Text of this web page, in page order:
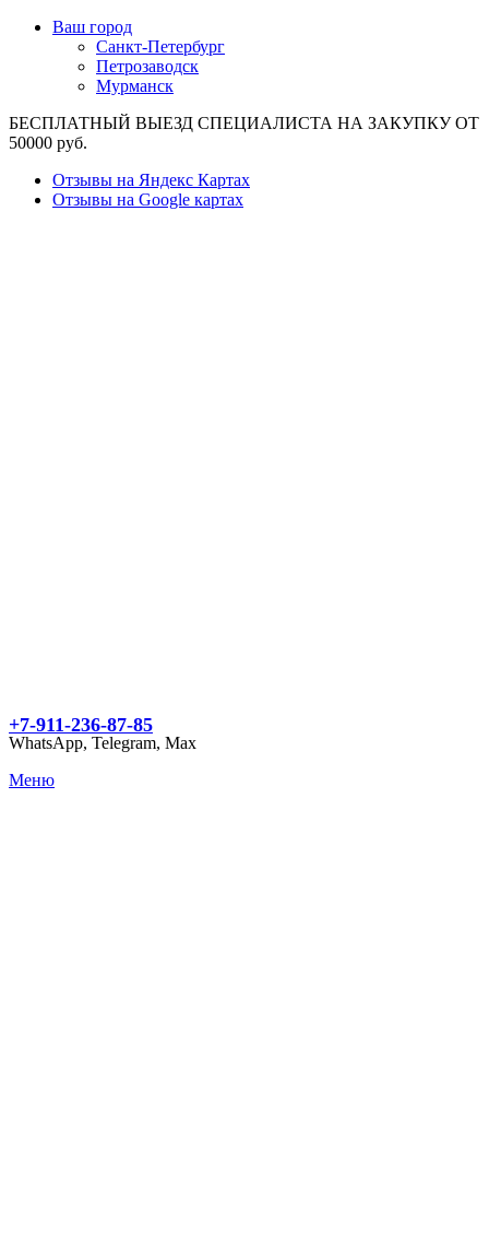
Ваш город
Санкт-Петербург
Петрозаводск
Мурманск
БЕСПЛАТНЫЙ ВЫЕЗД СПЕЦИАЛИСТА НА ЗАКУПКУ ОТ
50000 руб.
Отзывы на Яндекс Картах
Отзывы на Google картах
+7-911-236-87-85
WhatsApp, Telegram, Max
Меню